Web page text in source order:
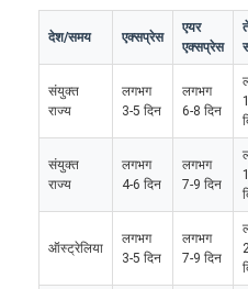
देश/समय एक्सप्रेस
एयर
एक्सप्रेस
संयुक्त
राज्य
लगभग
3-5 दिन
लगभग
6-8 दिन
संयुक्त
राज्य
लगभग
4-6 दिन
लगभग
7-9 दिन
ऑस्ट्रेलिया
लगभग
3-5 दिन
लगभग
7-9 दिन